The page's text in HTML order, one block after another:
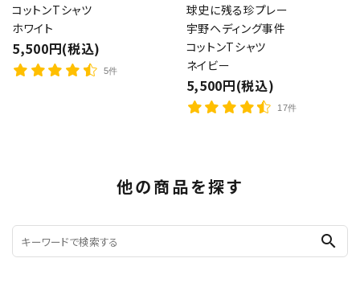
コットンTシャツ
ホワイト
5,500円(税込)
5件
球史に残る珍プレー
宇野ヘディング事件
コットンTシャツ
ネイビー
5,500円(税込)
17件
他の商品を探す
search